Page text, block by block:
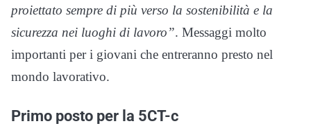
proiettato sempre di più verso la sostenibilità e la
sicurezza nei luoghi di lavoro”. Messaggi molto
importanti per i giovani che entreranno presto nel
mondo lavorativo.
Primo posto per la 5CT-c